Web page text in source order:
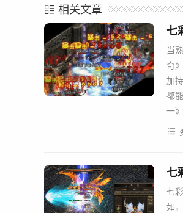
相关文章
七
当
奇
加
都
一
七
七
如